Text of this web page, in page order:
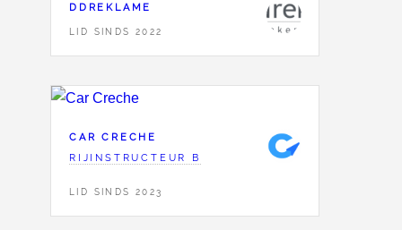
DDREKLAME
LID SINDS 2022
CAR CRECHE
RIJINSTRUCTEUR B
LID SINDS 2023